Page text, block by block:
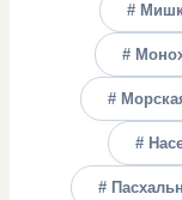
#
#
#
#
#